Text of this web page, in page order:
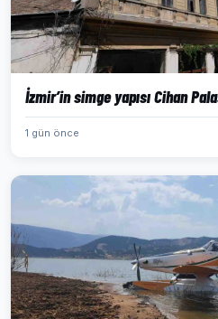
İzmir’in simge yapısı Cihan
1 gün önce